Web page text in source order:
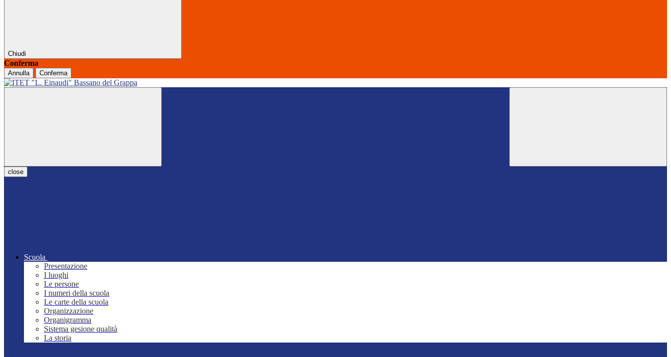
Chiudi
Conferma
Annulla Conferma
close
Scuola
Presentazione
I luoghi
Le persone
I numeri della scuola
Le carte della scuola
Organizzazione
Organigramma
Sistema gesione qualità
La storia